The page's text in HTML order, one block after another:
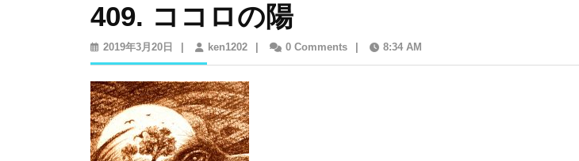
409. ココロの陽
2019年3月20日
2019
年
月
20
日
ken1202ken12020 Comments 8:34 AM